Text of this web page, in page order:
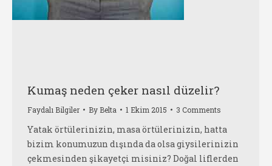
Kumaş neden çeker nasıl düzelir?
Faydalı Bilgiler By Belta 1 Ekim 2015 3 Comments
Yatak örtülerinizin, masa örtülerinizin, hatta
bizim konumuzun dışında da olsa giysilerinizin
çekmesinden şikayetçi misiniz? Doğal liflerden